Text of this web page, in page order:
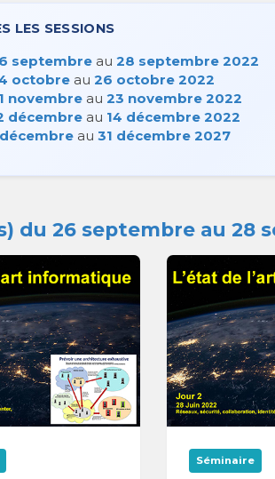
LES SESSIONS
septembreau 28 septembre 2022
octobreau 26 octobre 2022
novembreau 23 novembre 2022
décembreau 14 décembre 2022
décembreau 31 décembre 2027
du 26 septembre au 28
Séminaire